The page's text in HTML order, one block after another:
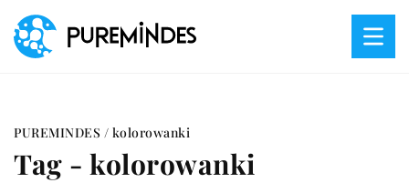
PUREMINDES / kolorowanki
Tag - kolorowanki